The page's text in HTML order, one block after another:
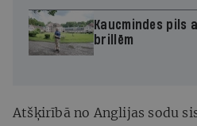
Kaucmindes pils
brillēm
Atšķirībā no Anglijas sodu